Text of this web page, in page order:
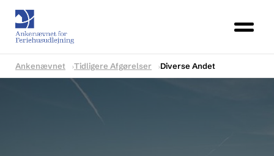
Ankenævnet Tidligere Afgørelser Diverse Andet